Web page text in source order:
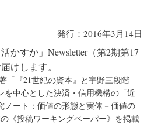
発行：2016年3月14日
かすか」Newsletter（第2期第17
けします。
「『21世紀の資本』と宇野三段階
を中心とした決済・信用機構の「近
ノート：価値の形態と実体－価値の
《投稿ワーキングペーパー》を掲載